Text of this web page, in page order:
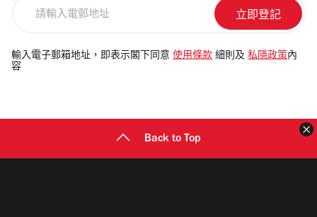
電
郵
輸入電子郵箱地址，即表示閣下同意 使用條款 細則及 私隱政策 內
容
Back to Top